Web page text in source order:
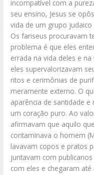
incompatível com a
seu ensino, Jesus se
vida de um grupo
Os fariseus procuravam
problema é que eles
errada na vida deles e
eles supervalorizavam
ritos e cerimônias de
meramente externo. O
aparência de santidade
um coração puro. Ao
afirmavam que aquilo
contaminava o homem
lavavam copos e pratos
juntavam com
com eles e chegaram até